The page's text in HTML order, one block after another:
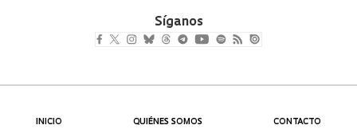
Síganos
INICIO QUIÉNES SOMOS CONTACTO